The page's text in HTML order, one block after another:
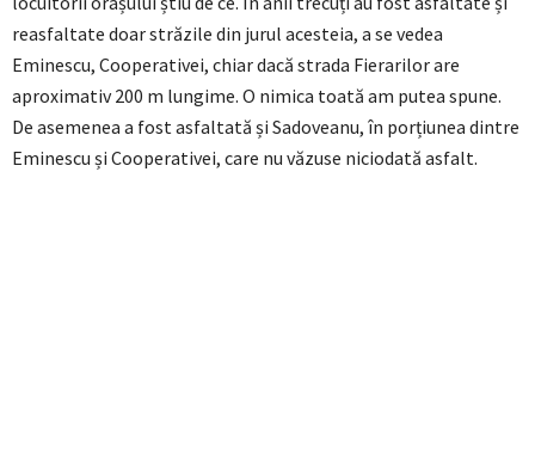
reasfaltate doar străzile din jurul acesteia, a se vedea
Eminescu, Cooperativei, chiar dacă strada Fierarilor are
aproximativ 200 m lungime. O nimica toată am putea spune.
De asemenea a fost asfaltată și Sadoveanu, în porțiunea dintre
Eminescu și Cooperativei, care nu văzuse niciodată asfalt.